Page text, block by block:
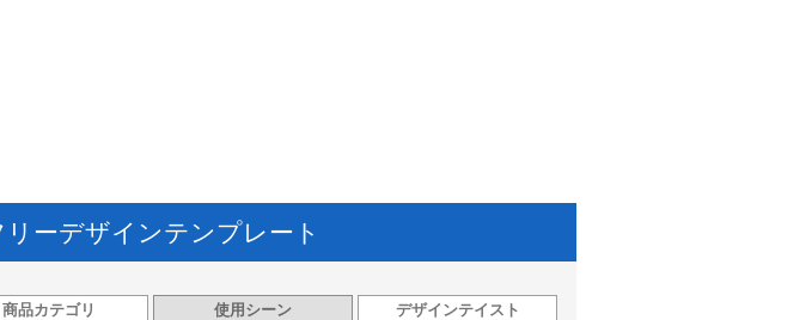
リーデザインテンプレート
商品カテゴリ 使用シーン デザインテイスト